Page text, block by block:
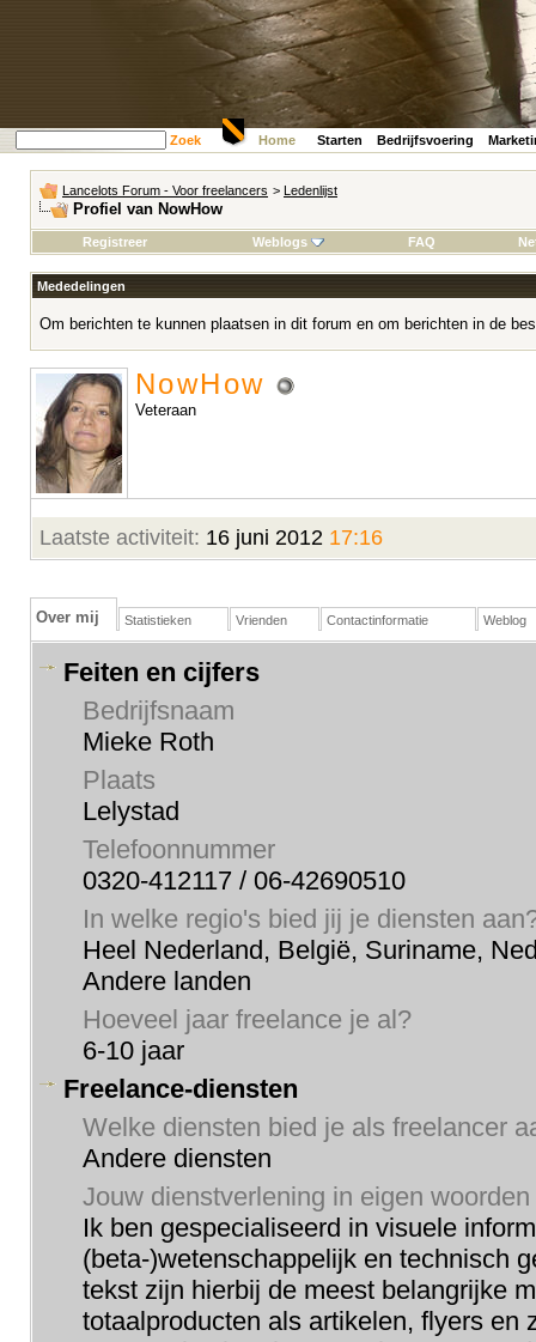
Zoek Home Starten Bedrijfsvoering
Lancelots Forum - Voor freelancers > Ledenlijst
Profiel van NowHow
Registreer Weblogs FAQ
Mededelingen
Om berichten te kunnen plaatsen in dit forum en om berichten in de
NowHow
Veteraan
Laatste activiteit: 16 juni 2012 17:16
Over mij Statistieken Vrienden Contactinformatie Weblog
Feiten en cijfers
Bedrijfsnaam
Mieke Roth
Plaats
Lelystad
Telefoonnummer
0320-412117 / 06-42690510
In welke regio's bied jij je diensten
Heel Nederland, België, Suriname,
Andere landen
Hoeveel jaar freelance je al?
6-10 jaar
Freelance-diensten
Welke diensten bied je als freelancer
Andere diensten
Jouw dienstverlening in eigen woorden
Ik ben gespecialiseerd in visuele
(beta-)wetenschappelijk en technisch
tekst zijn hierbij de meest belangrijke
totaalproducten als artikelen, flyers en